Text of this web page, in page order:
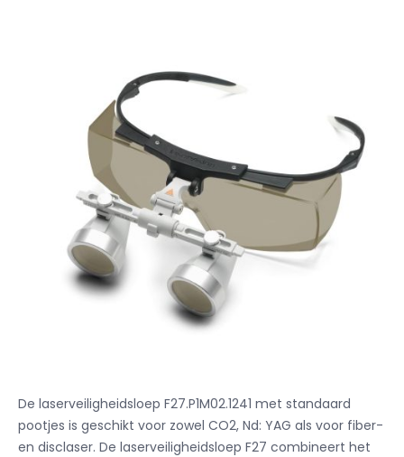
De laserveiligheidsloep F27.P1M02.1241 met standaard
pootjes is geschikt voor zowel CO2, Nd: YAG als voor fiber-
en disclaser. De laserveiligheidsloep F27 combineert het